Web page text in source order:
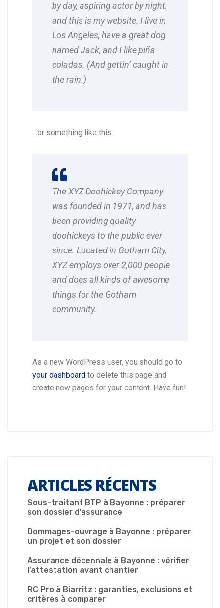
by day, aspiring actor by night,
and this is my website. I live in
Los Angeles, have a great dog
named Jack, and I like piña
coladas. (And gettin’ caught in
the rain.)
…or something like this:
The XYZ Doohickey Company
was founded in 1971, and has
been providing quality
doohickeys to the public ever
since. Located in Gotham City,
XYZ employs over 2,000 people
and does all kinds of awesome
things for the Gotham
community.
As a new WordPress user, you should go to
your dashboard to delete this page and
create new pages for your content. Have fun!
ARTICLES RÉCENTS
Sous-traitant BTP à Bayonne : préparer
son dossier d’assurance
Dommages-ouvrage à Bayonne : préparer
un projet et son dossier
Assurance décennale à Bayonne : vérifier
l’attestation avant chantier
RC Pro à Biarritz : garanties, exclusions et
critères à comparer